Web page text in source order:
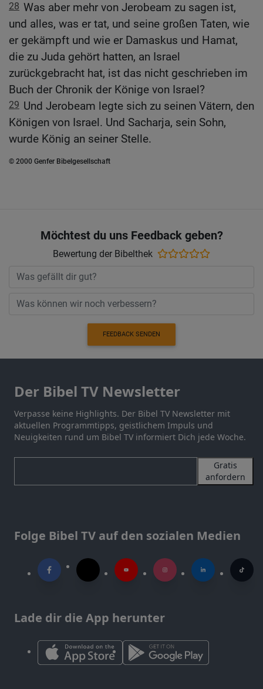
28 Was aber mehr von Jerobeam zu sagen ist,
und alles, was er tat, und seine großen Taten, wie
er gekämpft und wie er Damaskus und Hamat,
die zu Juda gehört hatten, an Israel
zurückgebracht hat, ist das nicht geschrieben im
Buch der Chronik der Könige von Israel?
29 Und Jerobeam legte sich zu seinen Vätern, den
Königen von Israel. Und Sacharja, sein Sohn,
wurde König an seiner Stelle.
© 2000 Genfer Bibelgesellschaft
Möchtest du uns Feedback geben?
Bewertung der Bibelthek
FEEDBACK SENDEN
Der Bibel TV Newsletter
Verpasse keine Highlights. Der Bibel TV Newsletter mit
aktuellen Programmtipps, geistlichem Impuls und
Neuigkeiten rund um Bibel TV informiert Dich jede Woche.
Gratis
anfordern
Folge Bibel TV auf den sozialen Medien
Lade dir die App herunter